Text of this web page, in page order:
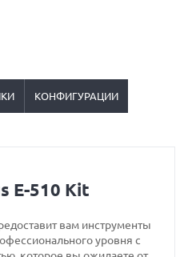
КОНФИГУРАЦИИ
E-510 Kit
вам инструменты
уровня с